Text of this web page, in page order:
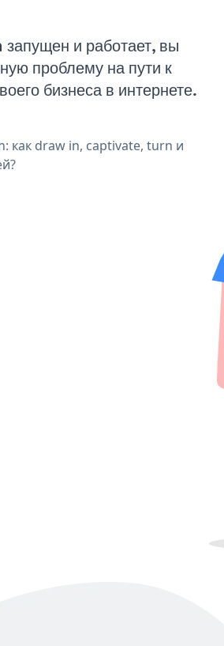
и работает, вы
проблему на пути к
бизнеса в интернете.
как draw in, captivate, turn и